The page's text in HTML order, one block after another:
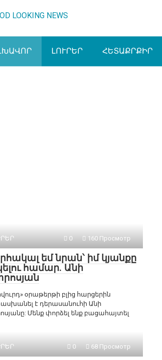
ԼՈՒՐԵՐ ՀԵՏԱՔՐՔԻՐ
0 160 Просмотр
եմ նրան՝ իմ կյանքը
համար. Անի
օրաթերթի բլից հարցերին
է դերասանուհի Անի
Մենք փորձել ենք բացահայտել
0 68 Просмотр